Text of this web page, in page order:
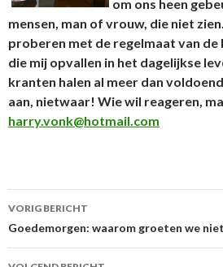
om ons heen
mensen, man of vrouw, die niet
proberen met de regelmaat van de
die mij opvallen in het dagelijkse
kranten halen al meer dan
aan, nietwaar! Wie wil reageren,
harry.vonk@hotmail.com
Berichtnavigatie
VORIG BERICHT
Goedemorgen: waarom groeten we